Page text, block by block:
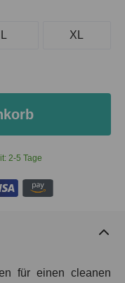
2-5 Tage
L XL
für einen cleanen